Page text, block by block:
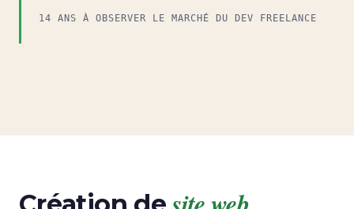
14 ANS À OBSERVER LE MARCHÉ DU DEV FREELANCE